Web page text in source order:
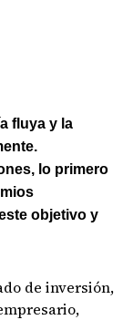
fluya y la
lo primero
objetivo y
de inversión,